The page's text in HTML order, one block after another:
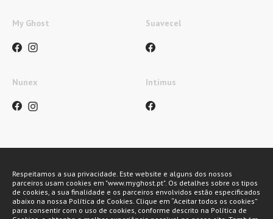
My Ghost Suavecel
Nunex Intimus
Métodos de pagamento
Respeitamos a sua privacidade. Este website e alguns dos nossos
parceiros usam cookies em "www.myghost.pt". Os detalhes sobre os tipos
de cookies, a sua finalidade e os parceiros envolvidos estão especificados
abaixo na nossa Política de Cookies. Clique em “Aceitar todos os cookies”
para consentir com o uso de cookies, conforme descrito na Política de